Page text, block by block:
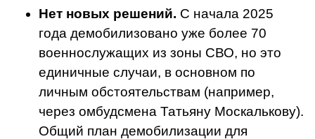
Нет новых решений. С начала 2025
года демобилизовано уже более 70
военнослужащих из зоны СВО, но это
единичные случаи, в основном по
личным обстоятельствам (например,
через омбудсмена Татьяну Москалькову).
Общий план демобилизации для